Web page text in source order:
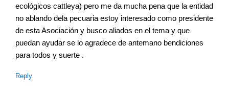
ecológicos cattleya) pero me da mucha pena que la entidad
no ablando dela pecuaria estoy interesado como presidente
de esta Asociación y busco aliados en el tema y que
puedan ayudar se lo agradece de antemano bendiciones
para todos y suerte .
Reply